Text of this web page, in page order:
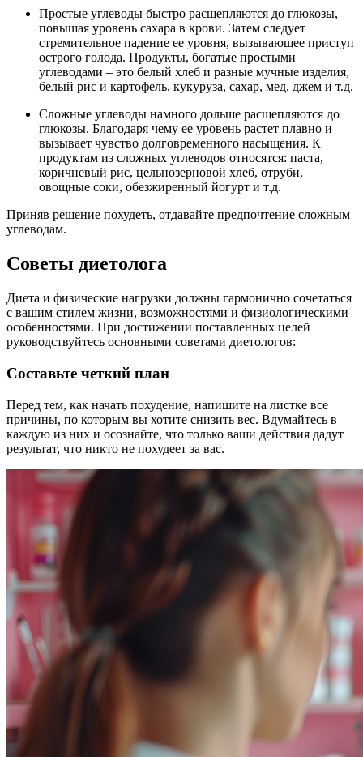
Простые углеводы быстро расщепляются до глюкозы,
повышая уровень сахара в крови. Затем следует
стремительное падение ее уровня, вызывающее приступ
острого голода. Продукты, богатые простыми
углеводами – это белый хлеб и разные мучные изделия,
белый рис и картофель, кукуруза, сахар, мед, джем и т.д.
Сложные углеводы намного дольше расщепляются до
глюкозы. Благодаря чему ее уровень растет плавно и
вызывает чувство долговременного насыщения. К
продуктам из сложных углеводов относятся: паста,
коричневый рис, цельнозерновой хлеб, отруби,
овощные соки, обезжиренный йогурт и т.д.
Приняв решение похудеть, отдавайте предпочтение сложным
углеводам.
Советы диетолога
Диета и физические нагрузки должны гармонично сочетаться
с вашим стилем жизни, возможностями и физиологическими
особенностями. При достижении поставленных целей
руководствуйтесь основными советами диетологов:
Составьте четкий план
Перед тем, как начать похудение, напишите на листке все
причины, по которым вы хотите снизить вес. Вдумайтесь в
каждую из них и осознайте, что только ваши действия дадут
результат, что никто не похудеет за вас.